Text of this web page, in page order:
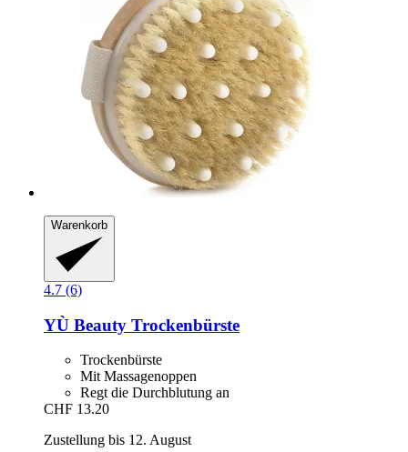
Warenkorb
4.7 (6)
YÙ Beauty Trockenbürste
Trockenbürste
Mit Massagenoppen
Regt die Durchblutung an
CHF 13.20
Zustellung bis 12. August